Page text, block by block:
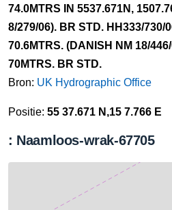
74.0MTRS IN 5537.671N,
8/279/06). BR STD. HH333/730/
70.6MTRS. (DANISH NM 18/
70MTRS. BR STD.
Bron: UK Hydrographic Office
Positie: 55 37.671 N,15 7.766 E
: Naamloos-wrak-67705